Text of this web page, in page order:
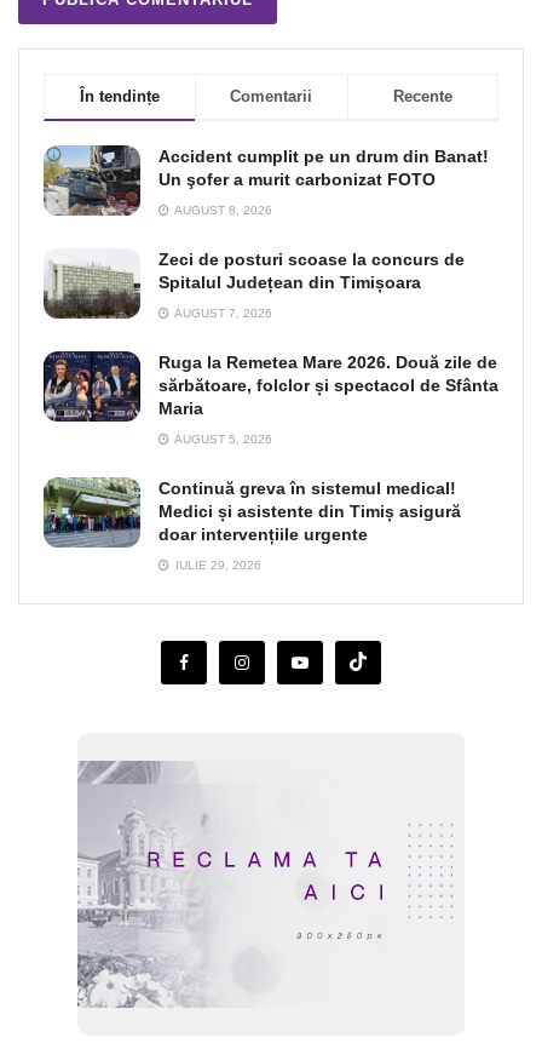
În tendințe Comentarii Recente
Accident cumplit pe un drum din Banat!
Un şofer a murit carbonizat FOTO
AUGUST 8, 2026
Zeci de posturi scoase la concurs de
Spitalul Județean din Timișoara
AUGUST 7, 2026
Ruga la Remetea Mare 2026. Două zile de
sărbătoare, folclor și spectacol de Sfânta
Maria
AUGUST 5, 2026
Continuă greva în sistemul medical!
Medici și asistente din Timiș asigură
doar intervențiile urgente
IULIE 29, 2026